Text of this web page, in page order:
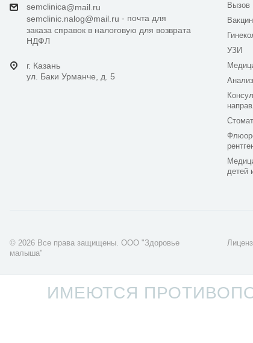
semclinica@mail.ru
semclinic.nalog@mail.ru - почта для
заказа справок в налоговую для возврата
НДФЛ
г. Казань
ул. Баки Урманче, д. 5
Вызов
УЗИ
детей
© 2026 Все права защищены. ООО "Здоровье
малыша"
ИМЕЮТСЯ